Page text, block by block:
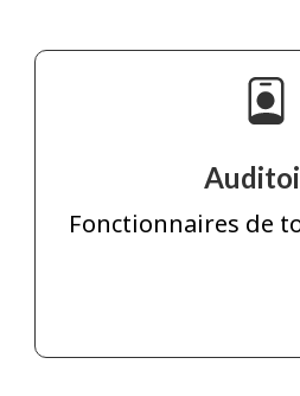
Fonctionnaires de